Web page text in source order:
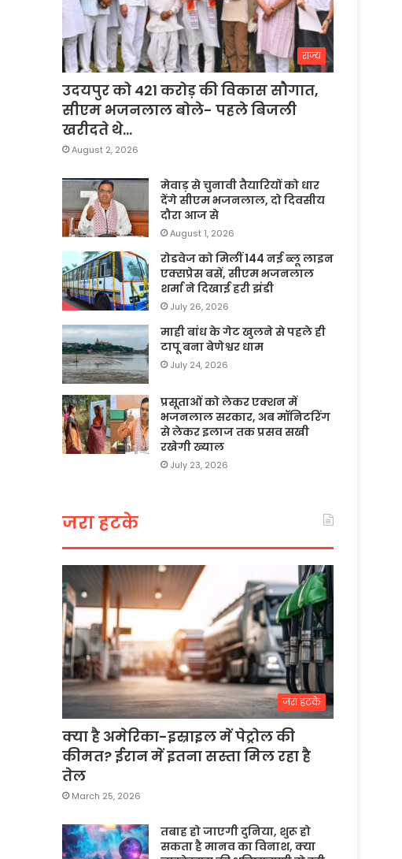
राज्य
उदयपुर को 421 करोड़ की विकास सौगात,
सीएम भजनलाल बोले- पहले बिजली
खरीदते थे…
August 2, 2026
मेवाड़ से चुनावी तैयारियों को धार
देंगे सीएम भजनलाल, दो दिवसीय
दौरा आज से
August 1, 2026
रोडवेज को मिलीं 144 नई ब्लू लाइन
एक्सप्रेस बसें, सीएम भजनलाल
शर्मा ने दिखाई हरी झंडी
July 26, 2026
माही बांध के गेट खुलने से पहले ही
टापू बना बेणेश्वर धाम
July 24, 2026
प्रसूताओं को लेकर एक्शन में
भजनलाल सरकार, अब मॉनिटरिंग
से लेकर इलाज तक प्रसव सखी
रखेगी ख्याल
July 23, 2026
जरा हटके
जरा हटके
क्या है अमेरिका-इस्राइल में पेट्रोल की
कीमत? ईरान में इतना सस्ता मिल रहा है
तेल
March 25, 2026
तबाह हो जाएगी दुनिया, शुरू हो
सकता है मानव का विनाश, क्या